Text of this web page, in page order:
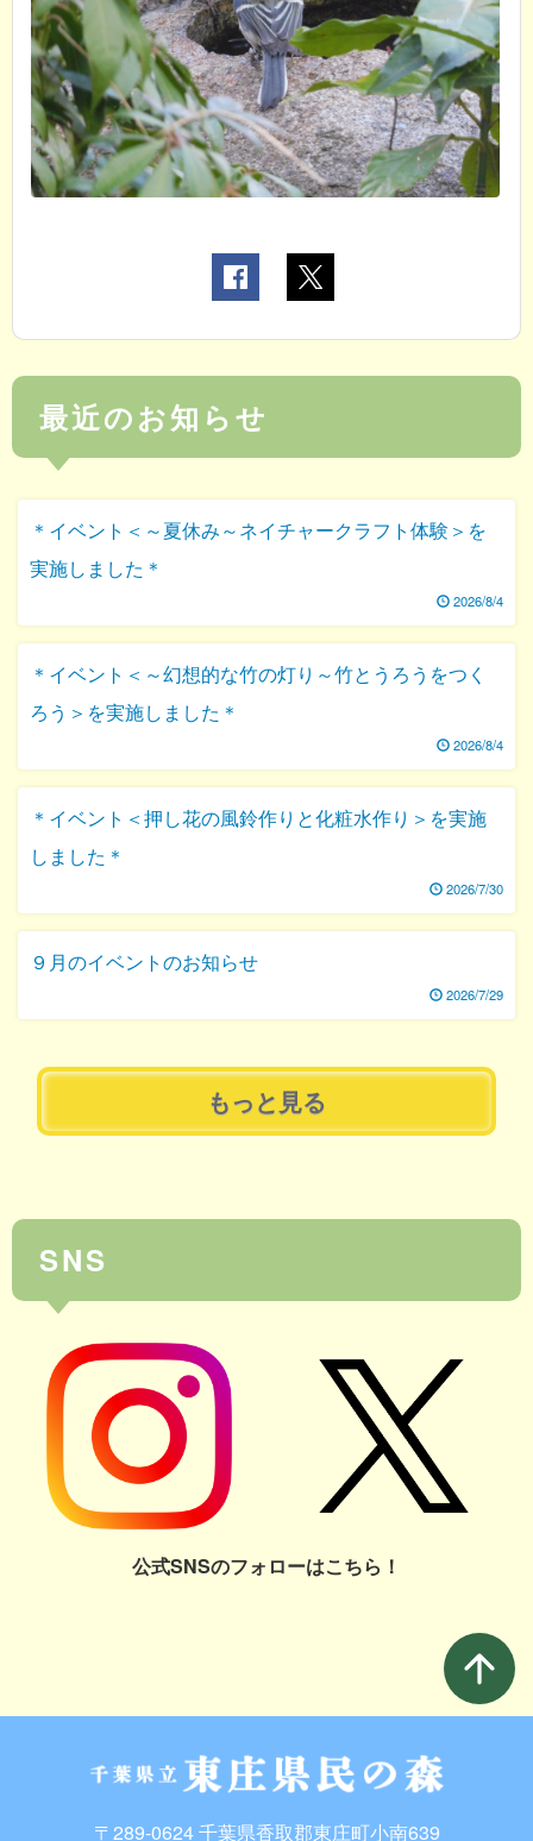
最近のお知らせ
＊イベント＜～夏休み～ネイチャークラフト体験＞を
実施しました＊
2026/8/4
＊イベント＜～幻想的な竹の灯り～竹とうろうをつく
ろう＞を実施しました＊
2026/8/4
＊イベント＜押し花の風鈴作りと化粧水作り＞を実施
しました＊
2026/7/30
９月のイベントのお知らせ
2026/7/29
もっと見る
SNS
公式SNSのフォローはこちら！
arrow_upward
〒289-0624 千葉県香取郡東庄町小南639